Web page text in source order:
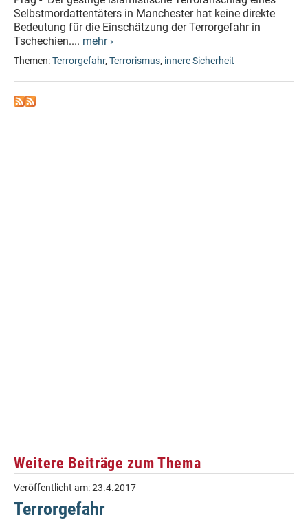
Selbstmordattentäters in Manchester hat keine direkte
Bedeutung für die Einschätzung der Terrorgefahr in
Tschechien.... mehr ›
Themen:Terrorgefahr, Terrorismus, innere Sicherheit
Weitere Beiträge zum Thema
Veröffentlicht am:23.4.2017
Terrorgefahr